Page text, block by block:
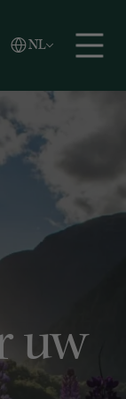
Zoeken
NL
Vlaams
English
uw